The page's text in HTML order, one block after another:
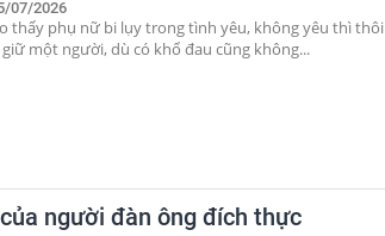
07/2026
thấy phụ nữ bi lụy trong tình yêu, không yêu thì thôi
một người, dù có khổ đau cũng không...
người đàn ông đích thực